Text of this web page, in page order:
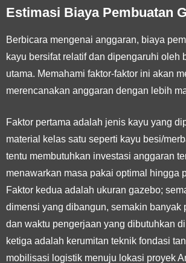
Estimasi Biaya Pembuatan
Berbicara mengenai anggaran, biaya
kayu bersifat relatif dan dipengaruhi oleh
utama. Memahami faktor-faktor ini akan
merencanakan anggaran dengan lebih
Faktor pertama adalah jenis kayu yang
material kelas satu seperti kayu besi/
tentu membutuhkan investasi anggaran
menawarkan masa pakai optimal hingga
Faktor kedua adalah ukuran gazebo;
dimensi yang dibangun, semakin banyak
dan waktu pengerjaan yang dibutuhkan
ketiga adalah kerumitan teknik fondasi
mobilisasi logistik menuju lokasi proyek